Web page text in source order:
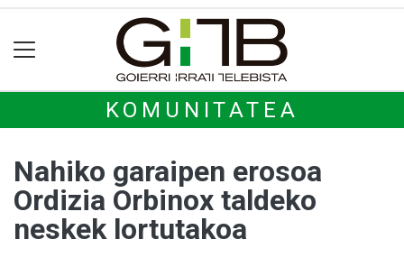
KOMUNITATEA
Nahiko garaipen erosoa
Ordizia Orbinox taldeko
neskek lortutakoa